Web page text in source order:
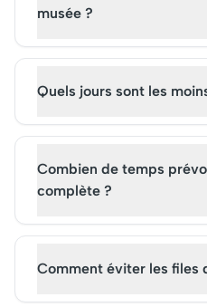
musée ?
Quels jours sont les
Combien de temps
complète ?
Comment éviter les files